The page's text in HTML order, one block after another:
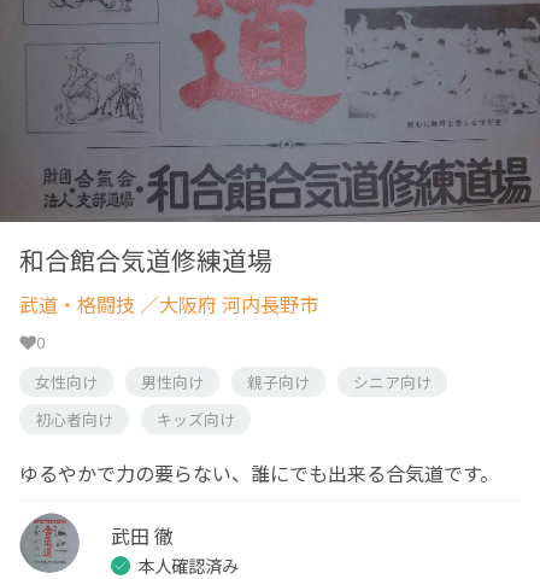
和合館合気道修練道場
武道・格闘技 ／大阪府 河内長野市
0
女性向け
男性向け 親子向け
シニア向け
初心者向け
キッズ向け
ゆるやかで力の要らない、誰にでも出来る合気道です。
武田 徹
本人確認済み